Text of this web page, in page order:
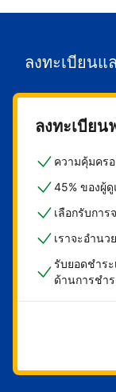
ลงทะเบียนแ
ลงทะเบียน
ความคุ้มคร
45% ของผู้
เลือกรับกา
เราจะอำน
รับยอดชำร
ด้านการชำ